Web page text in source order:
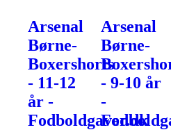
Arsenal
Børne-
Boxershorts
- 11-12
år -
Fodboldgaver.dk
Arsenal
Børne-
- 9-10 år
-